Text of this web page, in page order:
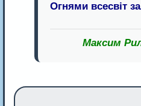
Огнями всесвіт
Максим